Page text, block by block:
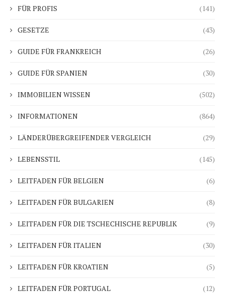
FÜR PROFIS (141)
GESETZE (43)
GUIDE FÜR FRANKREICH (26)
GUIDE FÜR SPANIEN (30)
IMMOBILIEN WISSEN (502)
INFORMATIONEN (864)
LÄNDERÜBERGREIFENDER VERGLEICH (29)
LEBENSSTIL (145)
LEITFADEN FÜR BELGIEN (6)
LEITFADEN FÜR BULGARIEN (8)
LEITFADEN FÜR DIE TSCHECHISCHE REPUBLIK (9)
LEITFADEN FÜR ITALIEN (30)
LEITFADEN FÜR KROATIEN (5)
LEITFADEN FÜR PORTUGAL (12)